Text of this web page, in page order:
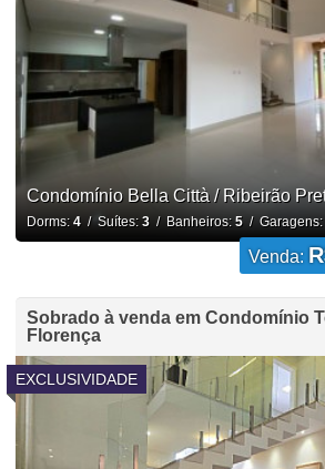
Condomínio Bella Città / Ribeirão
Dorms: 4/ Suítes: 3/ Banheiros: 5/ Garagens:
Venda:
Sobrado à venda em Condomínio
Florença
EXCLUSIVIDADE